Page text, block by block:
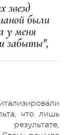
звезд
были
у меня
забыты",
что лишь